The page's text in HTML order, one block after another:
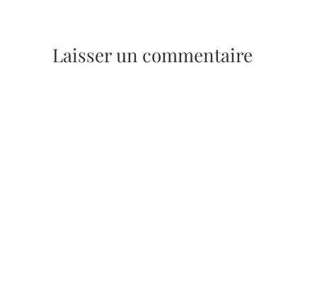
Laisser un commentaire